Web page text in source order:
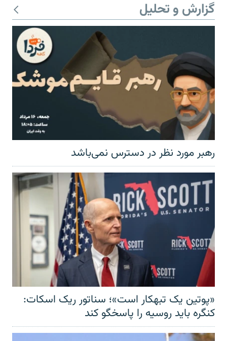
گزارش و تحلیل
رهبر مورد نظر در دسترس نمی‌باشد
«پوتین یک تبهکار است»؛ سناتور ریک اسکات:
کنگره باید روسیه را پاسخگو کند